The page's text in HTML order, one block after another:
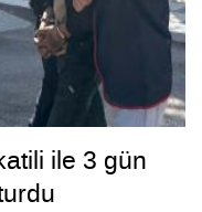
ile 3 gün